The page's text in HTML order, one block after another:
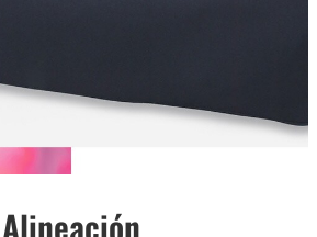
Alineación